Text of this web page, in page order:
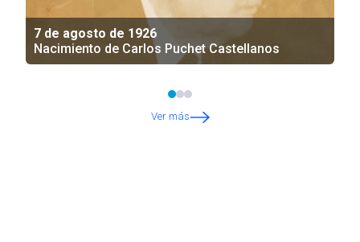
7 de agosto de 1926
Nacimiento de Carlos Puchet Castellanos
Ver más